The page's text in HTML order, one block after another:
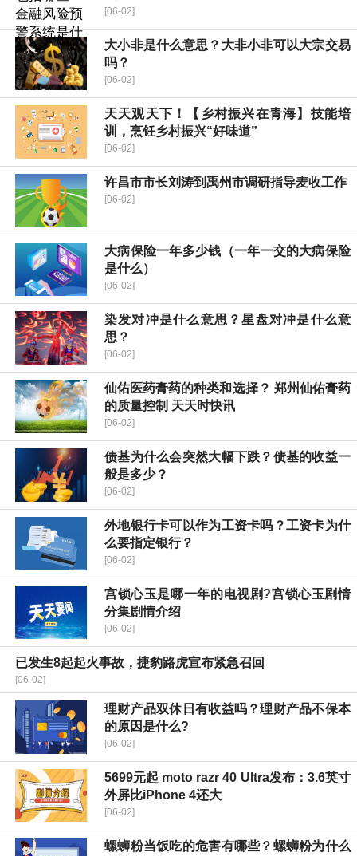
[06-02]
大小非是什么意思？大非小非可以大宗交易
吗？
[06-02]
天天观天下！【乡村振兴在青海】技能培
训，烹饪乡村振兴“好味道”
[06-02]
许昌市市长刘涛到禹州市调研指导麦收工作
[06-02]
大病保险一年多少钱（一年一交的大病保险
是什么）
[06-02]
染发对冲是什么意思？星盘对冲是什么意
思？
[06-02]
仙佑医药膏药的种类和选择？ 郑州仙佑膏药
的质量控制 天天时快讯
[06-02]
债基为什么会突然大幅下跌？债基的收益一
般是多少？
[06-02]
外地银行卡可以作为工资卡吗？工资卡为什
么要指定银行？
[06-02]
宫锁心玉是哪一年的电视剧?宫锁心玉剧情
分集剧情介绍
[06-02]
已发生8起起火事故，捷豹路虎宣布紧急召回
[06-02]
理财产品双休日有收益吗？理财产品不保本
的原因是什么?
[06-02]
5699元起 moto razr 40 Ultra发布：3.6英寸
外屏比iPhone 4还大
[06-02]
螺蛳粉当饭吃的危害有哪些？螺蛳粉为什么